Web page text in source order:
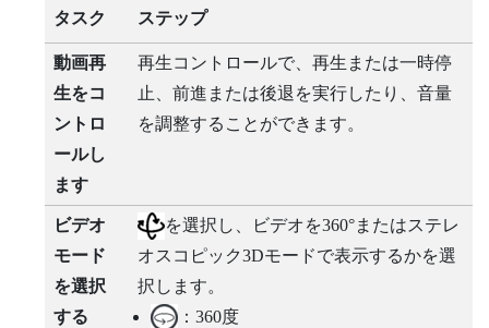
タスク ステップ
動画再
生をコ
ントロ
ールし
ます
再生コントロールで、再生または一時停
止、前進または後退を実行したり、音量
を調整することができます。
ビデオ
モード
を選択
する
を選択し、ビデオを360°またはステレ
オスコピック3Dモードで表示するかを選
択します。
：360度